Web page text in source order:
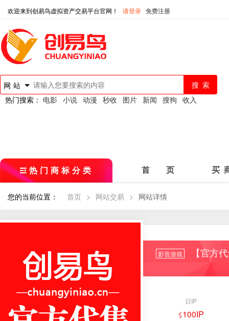
欢迎来到创易鸟虚拟资产交易平台官网！ 请登录 免费注册
网站
热门搜索： 电影 小说 动漫 秒收 图片 新闻 搜狗 收入
热门商标分类 首 页 买
您的当前位置： 首页 > 网站交易 > 网站详情
影音游戏 【官方
日IP
≤100IP